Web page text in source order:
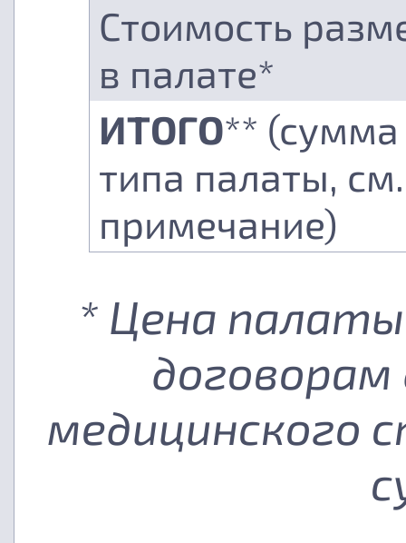
Стоимость
в палате*
ИТОГО** (сумма
типа палаты, см.
примечание)
* Цена
договорам
медицинского